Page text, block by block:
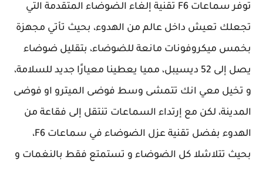
توفر سماعات F6 تقنية إلغاء الضوضاء المتقدمة التي
تجعلك تعيش داخل عالم من الهدوء، بحيث تأتي مجهزة
بخمس ميكروفونات مانعة للضوضاء، بتقليل ضوضاء
يصل إلى 52 ديسيبل، مميا يعطينا معيارََا جديد للسلامة،
و تخيل معي انك تتمشى وسط فوضى الميترو او فوضى
المدينة، لكن مع إرتداء السماعات تنتقل إلى فقاعة من
الهدوء بفضل تقنية عزل الضوضاء في سماعات F6،
بحيث تتلاشلا كل الضوضاء و تستمتع فقط بالنغمات و